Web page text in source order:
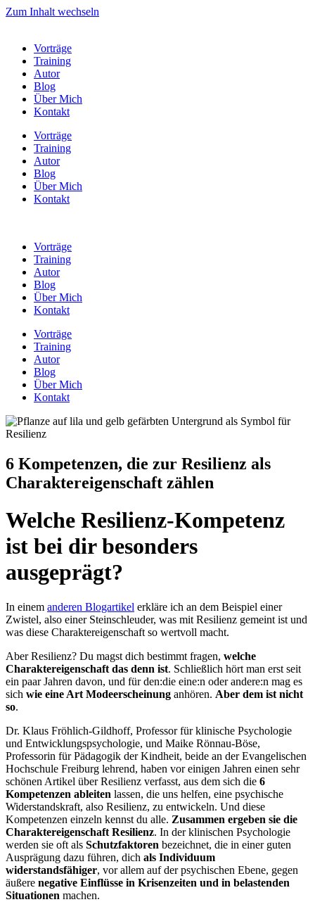
Zum Inhalt wechseln
Vorträge
Training
Autor
Blog
Über Mich
Kontakt
Vorträge
Training
Autor
Blog
Über Mich
Kontakt
Vorträge
Training
Autor
Blog
Über Mich
Kontakt
Vorträge
Training
Autor
Blog
Über Mich
Kontakt
6 Kompetenzen, die zur Resilienz als
Charaktereigenschaft zählen
Welche Resilienz-Kompetenz
ist bei dir besonders
ausgeprägt?
In einem anderen Blogartikel erkläre ich an dem Beispiel einer
Zwistel, also einer Steinschleuder, was mit Resilienz gemeint ist und
was diese Charaktereigenschaft so wertvoll macht.
Aber Resilienz? Du magst dich bestimmt fragen, welche
Charaktereigenschaft das denn ist. Schließlich hört man erst seit
ein paar Jahren davon, und für den:die eine:n oder andere:n mag es
sich wie eine Art Modeerscheinung anhören. Aber dem ist nicht
so.
Dr. Klaus Fröhlich-Gildhoff, Professor für klinische Psychologie
und Entwicklungspsychologie, und Maike Rönnau-Böse,
Professorin für Pädagogik der Kindheit, beide an der Evangelischen
Hochschule Freiburg lehrend, haben vor einigen Jahren einen sehr
schönen Artikel über Resilienz verfasst, aus dem sich die 6
Kompetenzen ableiten lassen, die uns helfen, eine psychische
Widerstandskraft, also Resilienz, zu entwickeln. Und diese
Kompetenzen einzeln kennst du alle. Zusammen ergeben sie die
Charaktereigenschaft Resilienz. In der klinischen Psychologie
werden sie oft als Schutzfaktoren bezeichnet, die in einer guten
Ausprägung dazu führen, dich als Individuum
widerstandsfähiger, vor allem auf der psychischen Ebene, gegen
äußere negative Einflüsse in Krisenzeiten und in belastenden
Situationen machen.